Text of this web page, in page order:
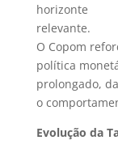
horizonte
relevante.
O Copom
política
prolongado,
o
Evolução da